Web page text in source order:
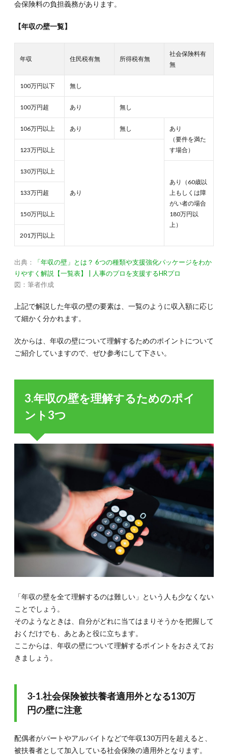
る税
を見
好機
会保険料の負担義務があります。
【年収の壁一覧】
年収 住民税有無 所得税有無
社会保険料有
無
100万円以下 無し
100万円超 あり 無し
106万円以上 あり 無し
あり
（要件を満た
す場合）
123万円以上
あり
130万円以上
あり（60歳以
上もしくは障
がい者の場合
180万円以
上）
133万円超
150万円以上
201万円以上
出典：
「年収の壁」とは？ 6つの種類や支援強化パッケージをわか
りやすく解説【一覧表】 | 人事のプロを支援するHRプロ
図：筆者作成
上記で解説した年収の壁の要素は、一覧のように収入額に応じ
て細かく分かれます。
次からは、年収の壁について理解するためのポイントについて
ご紹介していますので、ぜひ参考にして下さい。
3.年収の壁を理解するためのポイ
ント3つ
「年収の壁を全て理解するのは難しい」という人も少なくない
ことでしょう。
そのようなときは、自分がどれに当てはまりそうかを把握して
おくだけでも、あとあと役に立ちます。
ここからは、年収の壁について理解するポイントをおさえてお
きましょう。
3-1.社会保険被扶養者適用外となる130万
円の壁に注意
配偶者がパートやアルバイトなどで年収130万円を超えると、
被扶養者として加入している社会保険の適用外となります。